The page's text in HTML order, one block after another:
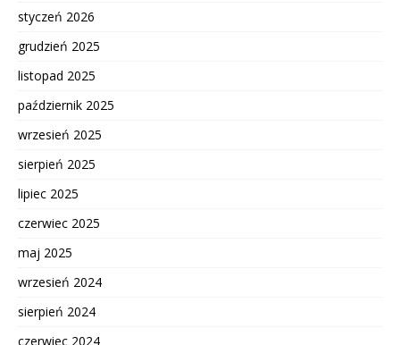
styczeń 2026
grudzień 2025
listopad 2025
październik 2025
wrzesień 2025
sierpień 2025
lipiec 2025
czerwiec 2025
maj 2025
wrzesień 2024
sierpień 2024
czerwiec 2024